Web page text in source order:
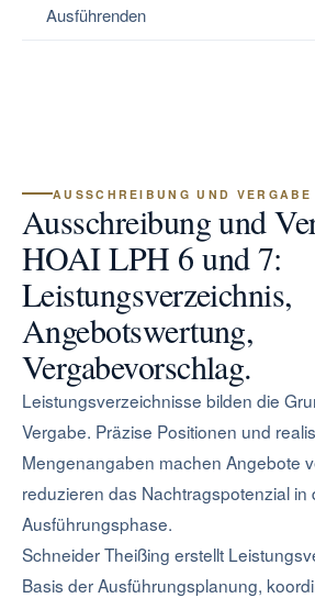
Ausführenden
AUSSCHREIBUNG UND
Ausschreibung und
HOAI LPH 6 und 7:
Leistungsverzeichnis,
Angebotswertung,
Vergabevorschlag.
Leistungsverzeichnisse bilden die
Vergabe. Präzise Positionen und
Mengenangaben machen Angebote
reduzieren das Nachtragspotenzial in
Ausführungsphase.
Schneider Theißing erstellt
Basis der Ausführungsplanung,